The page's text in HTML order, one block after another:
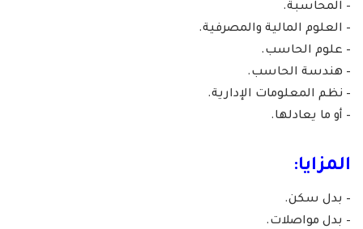
– المحاسبة.
– العلوم المالية والمصرفية.
– علوم الحاسب.
– هندسة الحاسب.
– نظم المعلومات الإدارية.
– أو ما يعادلها.
المزايا:
– بدل سكن.
– بدل مواصلات.